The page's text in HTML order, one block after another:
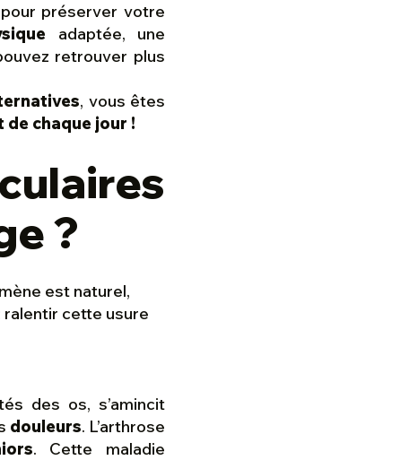
pour préserver votre
adaptée, une
retrouver plus
, vous êtes
chaque jour !
?
est naturel,
ralentir cette usure
des os, s’amincit
douleurs. L’arthrose
. Cette maladie